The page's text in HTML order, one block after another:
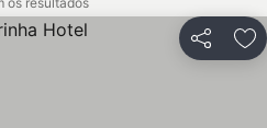
Partilhar